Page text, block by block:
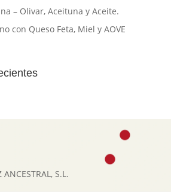
– Olivar, Aceituna y Aceite.
con Queso Feta, Miel y AOVE
S.L.